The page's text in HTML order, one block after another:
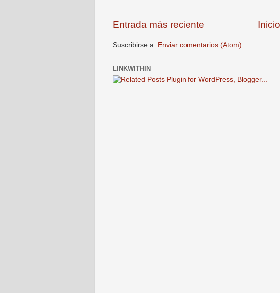
Entrada más reciente Inicio
Suscribirse a: Enviar comentarios (Atom)
LINKWITHIN